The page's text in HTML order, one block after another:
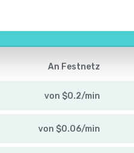
An Festnetz
von $0.2/min
von $0.06/min